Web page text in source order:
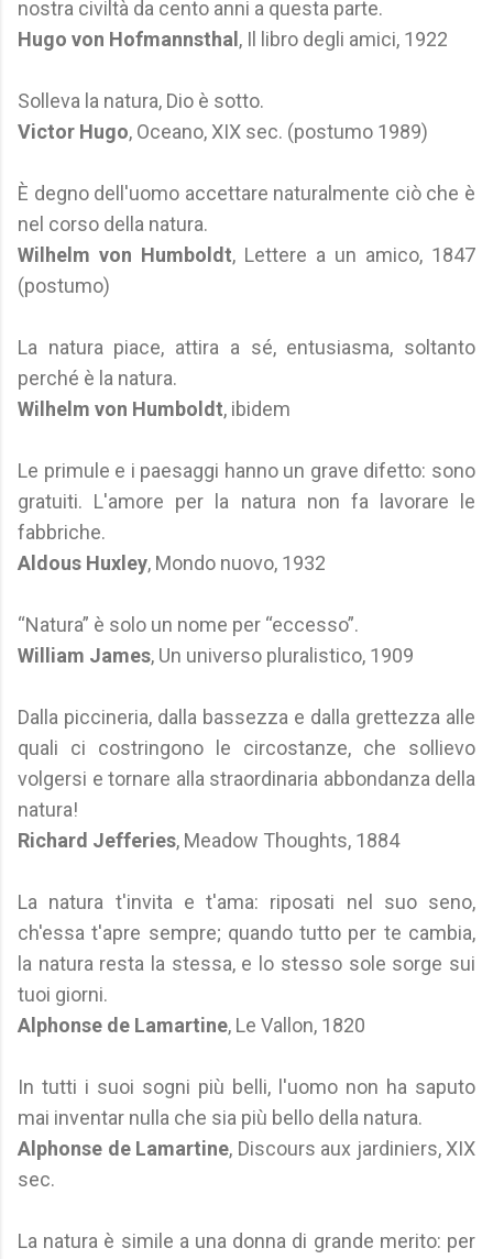
nostra civiltà da cento anni a questa parte.
Hugo von Hofmannsthal , Il libro degli amici, 1922
Solleva la natura, Dio è sotto.
Victor Hugo, Oceano, XIX sec. (postumo 1989)
È degno dell'uomo accettare naturalmente ciò che è
nel corso della natura.
Wilhelm von Humboldt, Lettere a un amico, 1847
(postumo)
La natura piace, attira a sé, entusiasma, soltanto
perché è la natura.
Wilhelm von Humboldt, ibidem
Le primule e i paesaggi hanno un grave difetto: sono
gratuiti. L'amore per la natura non fa lavorare le
fabbriche.
Aldous Huxley, Mondo nuovo, 1932
“Natura” è solo un nome per “eccesso”.
William James, Un universo pluralistico, 1909
Dalla piccineria, dalla bassezza e dalla grettezza alle
quali ci costringono le circostanze, che sollievo
volgersi e tornare alla straordinaria abbondanza della
natura!
Richard Jefferies, Meadow Thoughts, 1884
La natura t'invita e t'ama: riposati nel suo seno,
ch'essa t'apre sempre; quando tutto per te cambia,
la natura resta la stessa, e lo stesso sole sorge sui
tuoi giorni.
Alphonse de Lamartine, Le Vallon, 1820
In tutti i suoi sogni più belli, l'uomo non ha saputo
mai inventar nulla che sia più bello della natura.
Alphonse de Lamartine, Discours aux jardiniers, XIX
sec.
La natura è simile a una donna di grande merito: per